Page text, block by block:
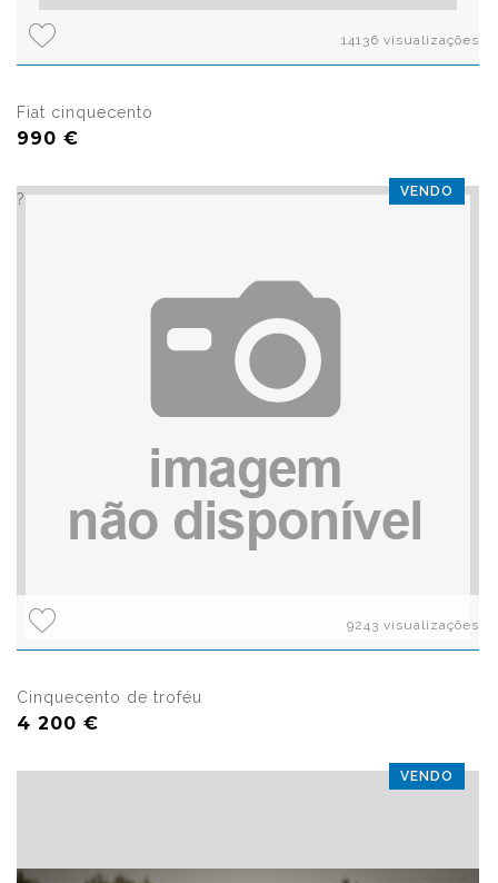
14136 visualizações
Fiat cinquecento
990 €
VENDO
?>
9243 visualizações
Cinquecento de troféu
4 200 €
VENDO